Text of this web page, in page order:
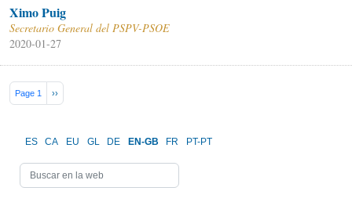
Ximo Puig
Secretario General del PSPV-PSOE
2020-01-27
Pagination
Page 1 Next page
››
ES CA EU GL DE EN-GB FR PT-PT